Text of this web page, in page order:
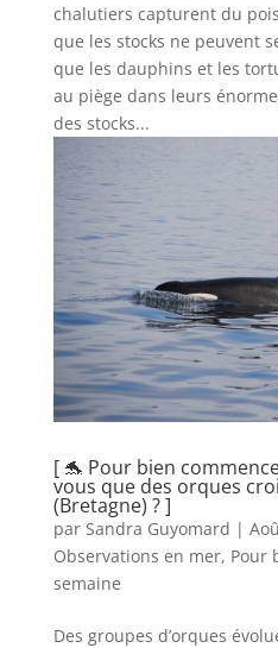
chalutiers capturent du
que les stocks ne peuvent
que les dauphins et les
au piège dans leurs
des stocks...
[ 🐬 Pour bien
vous que des orques
(Bretagne) ? ]
par Sandra Guyomard |
Observations en mer, Pour
semaine
Des groupes d’orques